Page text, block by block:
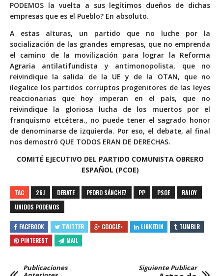
PODEMOS la vuelta a sus legítimos dueños de dichas
empresas que es el Pueblo? En absoluto.
A estas alturas, un partido que no luche por la
socialización de las grandes empresas, que no emprenda
el camino de la movilización para lograr la Reforma
Agraria antilatifundista y antimonopolista, que no
reivindique la salida de la UE y de la OTAN, que no
ilegalice los partidos corruptos progenitores de las leyes
reaccionarias que hoy imperan en el país, que no
reivindique la gloriosa lucha de los muertos por el
franquismo etcétera., no puede tener el sagrado honor
de denominarse de izquierda. Por eso, el debate, al final
nos demostró QUE TODOS ERAN DE DERECHAS.
COMITÉ EJECUTIVO DEL PARTIDO COMUNISTA OBRERO
ESPAÑOL (PCOE)
TAG 26J DEBATE PEDRO SÁNCHEZ PP PSOE
RAJOY
UNIDOS PODEMOS
FACEBOOK TWITTER GOOGLE+ LINKEDIN
TUMBLR
PINTEREST
MAIL
Publicaciones
Siguiente Publicar